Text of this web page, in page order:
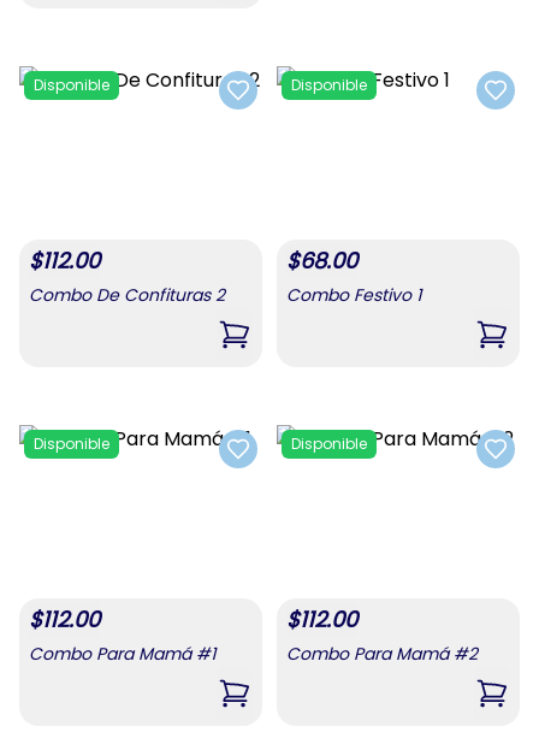
Add to favorites
Disponible
$112.00
Combo De Confituras 2
,Combo De Confituras 2
Add
Disponible
$68.00
Combo Festivo 1
,
Add to favorites
Disponible
$112.00
Combo Para Mamá #1
,Combo Para Mamá #1
Add
Disponible
$112.00
Combo Para Mamá #2
,